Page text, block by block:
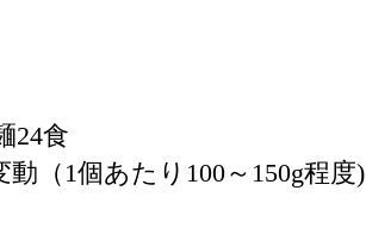
24食
（1個あたり100～150g程度)